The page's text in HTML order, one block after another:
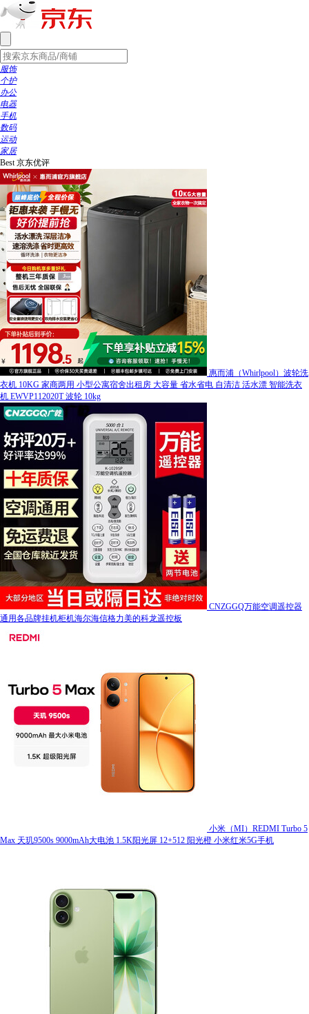
服饰
个护
办公
电器
手机
数码
运动
家居
Best 京东优评
惠而浦（Whirlpool）波轮洗
衣机 10KG 家商两用 小型公寓宿舍出租房 大容量 省水省电 自清洁 活水漂 智能洗衣
机 EWVP112020T 波轮 10kg
CNZGGQ万能空调遥控器
通用各品牌挂机柜机海尔海信格力美的科龙遥控板
小米（MI）REDMI Turbo 5
Max 天玑9500s 9000mAh大电池 1.5K阳光屏 12+512 阳光橙 小米红米5G手机